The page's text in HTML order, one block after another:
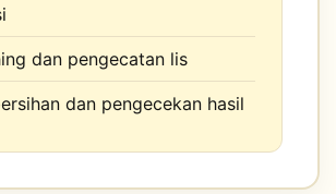
dan pengecatan lis
dan pengecekan hasil